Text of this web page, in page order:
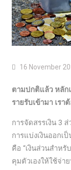
16 November
ตามปกติแล้ว หลัก
รายรับเข้ามา เรา
การจัดสรรเงิน 3
การแบ่งเงินออกเ
คือ “เงินส่วนสำหรั
คุมตัวเองให้ใช้จ่า